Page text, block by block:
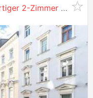
++PROVISIONSFREI++ Hochwertiger 2-Zimmer